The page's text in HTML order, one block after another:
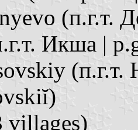
(п.г.т.
Икша |
(п.г.т.
villages)